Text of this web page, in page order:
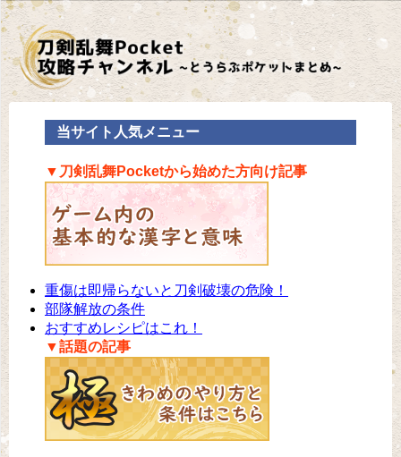
当サイト人気メニュー
▼刀剣乱舞Pocketから始めた方向け記事
重傷は即帰らないと刀剣破壊の危険！
部隊解放の条件
おすすめレシピはこれ！
▼話題の記事